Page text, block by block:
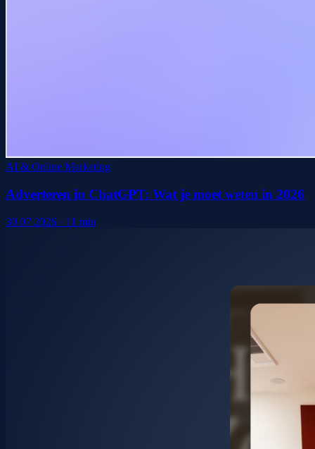
AI & Online Marketing
Adverteren in ChatGPT: Wat je moet weten in 2026
30 07 2026 · 11 min